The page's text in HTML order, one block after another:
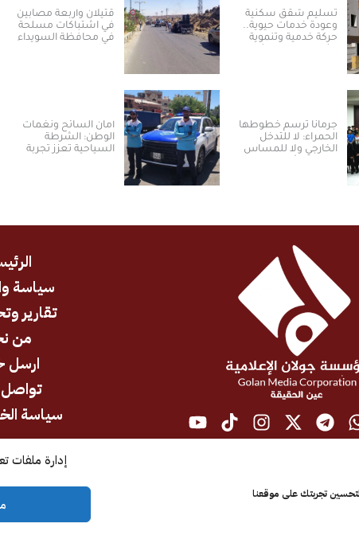
إدارة ملفات
تجربتك على موقعنا
تسليم شقق سكنية
وعودة خدمات حيوية..
حركة خدمية وتنموية
قتيلان وأربعة مصابين
في اشتباكات مسلحة
في محافظة السويداء
جرمانا ترسم خطوطها
الحمراء: لا للتدخل
الخارجي ولا للمساس
أمان السائح ونغمات
الوطن: الشرطة
السياحية تعزز تجربة
سياسة
تقارير
من
ارسل
تواصل
سياسة
كل الآراء والتحليلات تعبر عن رأي